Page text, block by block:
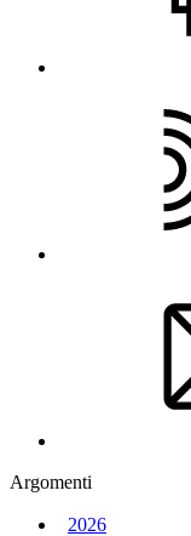
Argomenti
2026